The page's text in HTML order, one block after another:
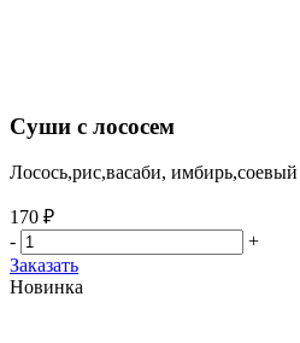
Суши с лососем
Лосось,рис,васаби,
170 ₽
-
+
Заказать
Новинка